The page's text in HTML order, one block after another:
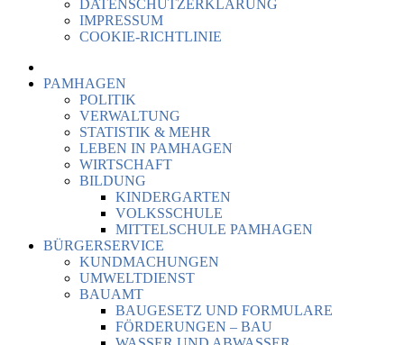
DATENSCHUTZERKLÄRUNG
IMPRESSUM
COOKIE-RICHTLINIE
PAMHAGEN
POLITIK
VERWALTUNG
STATISTIK & MEHR
LEBEN IN PAMHAGEN
WIRTSCHAFT
BILDUNG
KINDERGARTEN
VOLKSSCHULE
MITTELSCHULE PAMHAGEN
BÜRGERSERVICE
KUNDMACHUNGEN
UMWELTDIENST
BAUAMT
BAUGESETZ UND FORMULARE
FÖRDERUNGEN – BAU